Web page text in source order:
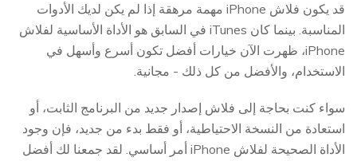
قد يكون فلاش iPhone مهمة مرهقة إذا لم يكن لديك الأدوات
المناسبة. بينما كان iTunes في السابق هو الأداة الأساسية لفلاش
iPhone، ظهرت الآن خيارات أفضل تكون أسرع وأسهل في
الاستخدام، والأفضل من كل ذلك - مجانية.
سواء كنت بحاجة إلى فلاش إصدار جديد من البرنامج الثابت، أو
استعادة من النسخة الاحتياطية، أو فقط بدء من جديد، فإن وجود
الأداة الصحيحة لفلاش iPhone أمر أساسي. لقد جمعنا لك أفضل